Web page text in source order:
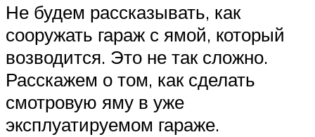
Не будем рассказывать, как
сооружать гараж с ямой, который
возводится. Это не так сложно.
Расскажем о том, как сделать
смотровую яму в уже
эксплуатируемом гараже.